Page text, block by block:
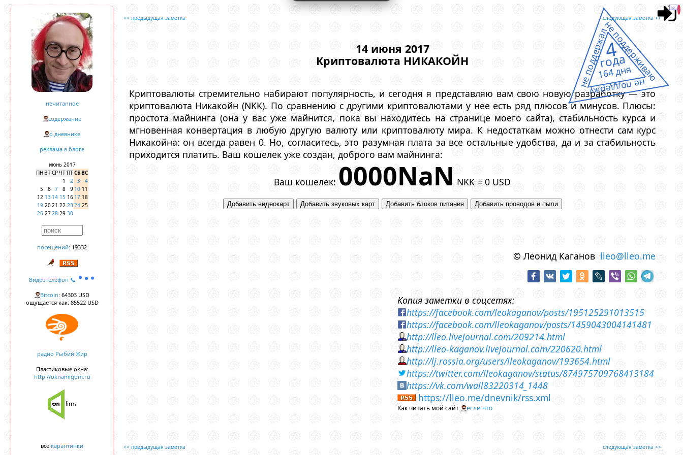
нечитанное
содержание
о дневнике
реклама в блоге
июнь 2017
ПН ВТСРЧТ ПТСБВС
1
2 3
4
5
6 7 8 9 10 11
12 13 14 15 16 17 18
19 2021 22 2324 25
26 2728 29 30
посещений: 19332
Видеотелефон 📞
Bitcoin: 64303 USD
ощущается как: 85522 USD
радио Рыбий Жир
Пластиковые окна:
http://oknamigom.ru
все карантинки
<< предыдущая заметка следующая заметка >>
14 июня 2017
Криптовалюта НИКАКОЙН
Криптовалюты стремительно набирают популярность, и сегодня я представляю вам свою новую разработку — это
криптовалюта Никакойн (NKK). По сравнению с другими криптовалютами у нее есть ряд плюсов и минусов. Плюсы:
простота майнинга (она у вас уже майнится, пока вы находитесь на странице моего сайта), стабильность курса и
мгновенная конвертация в любую другую валюту или криптовалюту мира. К недостаткам можно отнести сам курс
Никакойна: он всегда равен 0. Но, согласитесь, это разумная плата за все остальные удобства, да и за стабильность
приходится платить. Ваш кошелек уже создан, доброго вам майнинга:
Ваш кошелек: 0000NaN NKK = 0 USD
© Леонид Каганов lleo@lleo.me
Копия заметки в соцсетях:
https://facebook.com/leokaganov/posts/195125291013515
https://facebook.com/lleokaganov/posts/1459043004141481
http://lleo.livejournal.com/209214.html
http://lleo-kaganov.livejournal.com/220620.html
http://lj.rossia.org/users/lleokaganov/193654.html
https://twitter.com/lleokaganov/status/874975709768413184
https://vk.com/wall83220314_1448
https://lleo.me/dnevnik/rss.xml
Как читать мой сайт если что
<< предыдущая заметка следующая заметка >>
не поддержалне поддерживаю
не поддержу
4
года
164 дня